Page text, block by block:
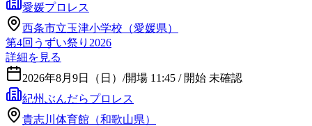
愛媛プロレス
西条市立玉津小学校（愛媛県）
第4回うずい祭り2026
詳細を見る
2026年8月9日（日） /開場 11:45 / 開始 未確認
紀州ぶんだらプロレス
貴志川体育館（和歌山県）